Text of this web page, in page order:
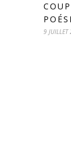
9 JUILLET